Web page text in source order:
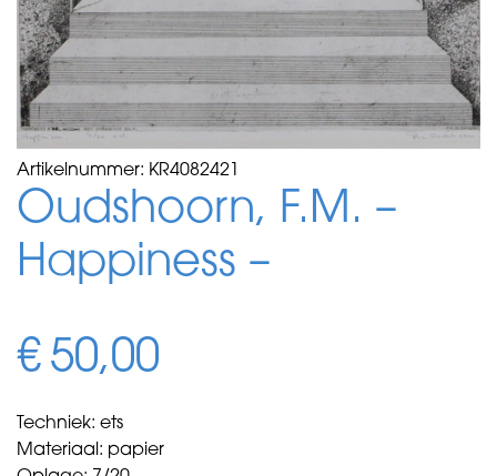
Artikelnummer: KR4082421
Oudshoorn, F.M. –
Happiness –
€ 50,00
Techniek: ets
Materiaal: papier